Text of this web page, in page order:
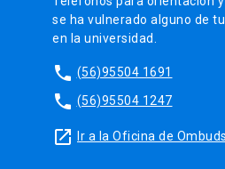
se ha vulnerado alguno de
en la universidad.
phone (56)95504 1691
phone (56)95504 1247
launch Ir a la Oficina de